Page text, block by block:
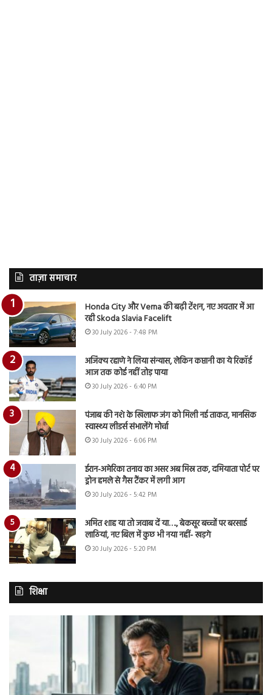
ताज़ा समाचार
Honda City और Verna की बढ़ी टेंशन, नए अवतार में आ
रही Skoda Slavia Facelift
30 July 2026 - 7:48 PM
अजिंक्य रहाणे ने लिया संन्यास, लेकिन कप्तानी का ये रिकॉर्ड
आज तक कोई नहीं तोड़ पाया
30 July 2026 - 6:40 PM
पंजाब की नशे के खिलाफ जंग को मिली नई ताकत, मानसिक
स्वास्थ्य लीडर्स संभालेंगे मोर्चा
30 July 2026 - 6:06 PM
ईरान-अमेरिका तनाव का असर अब मिस्र तक, दमियाता पोर्ट पर
ड्रोन हमले से गैस टैंकर में लगी आग
30 July 2026 - 5:42 PM
अमित शाह या तो जवाब दें या…., बेकसूर बच्चों पर बरसाई
लाठियां, नए बिल में कुछ भी नया नहीं- खड़गे
30 July 2026 - 5:20 PM
शिक्षा